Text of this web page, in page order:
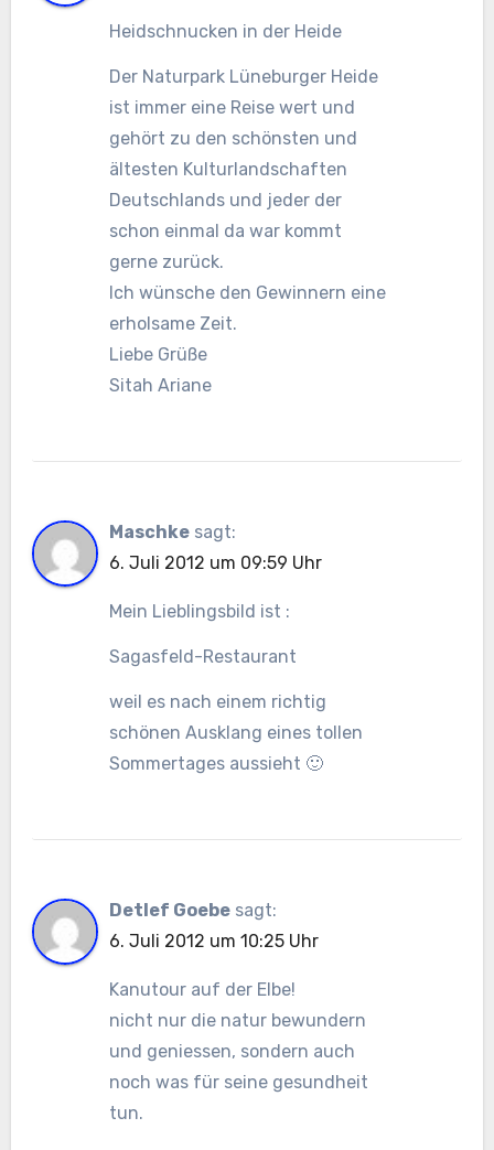
Heidschnucken in der Heide
Der Naturpark Lüneburger Heide
ist immer eine Reise wert und
gehört zu den schönsten und
ältesten Kulturlandschaften
Deutschlands und jeder der
schon einmal da war kommt
gerne zurück.
Ich wünsche den Gewinnern eine
erholsame Zeit.
Liebe Grüße
Sitah Ariane
Maschke sagt:
6. Juli 2012 um 09:59 Uhr
Mein Lieblingsbild ist :
Sagasfeld-Restaurant
weil es nach einem richtig
schönen Ausklang eines tollen
Sommertages aussieht 🙂
Detlef Goebe sagt:
6. Juli 2012 um 10:25 Uhr
Kanutour auf der Elbe!
nicht nur die natur bewundern
und geniessen, sondern auch
noch was für seine gesundheit
tun.